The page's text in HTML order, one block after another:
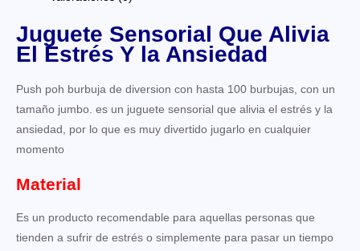
Juguete Sensorial Que Alivia
El Estrés Y la Ansiedad
Push poh burbuja de diversion con hasta 100 burbujas, con un
tamaño jumbo. es un juguete sensorial que alivia el estrés y la
ansiedad, por lo que es muy divertido jugarlo en cualquier
momento
Material
Es un producto recomendable para aquellas personas que
tienden a sufrir de estrés o simplemente para pasar un tiempo